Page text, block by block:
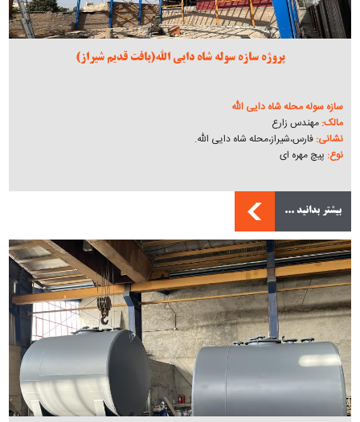
پروژه سازه سوله شاه دایی الله(بافت قدیم شیراز)
سازه سوله محله شاه دایی الله
مالک:مهندس زارع
نشانی:فارس،شیراز،محله شاه دایی الله.
نوع: پیچ مهره ای
بیشتر بدانید ...